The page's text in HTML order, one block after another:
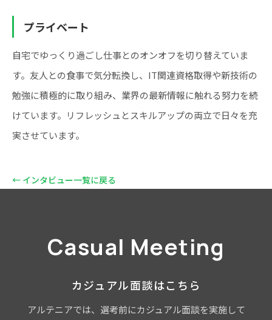
プライベート
自宅でゆっくり過ごし仕事とのオンオフを切り替えていま
す。友人との食事で気分転換し、IT関連資格取得や新技術の
勉強に積極的に取り組み、業界の最新情報に触れる努力を続
けています。リフレッシュとスキルアップの両立で日々を充
実させています。
← インタビュー一覧に戻る
Casual Meeting
カジュアル面談はこちら
アルテニアでは、選考前にカジュアル面談を実施して